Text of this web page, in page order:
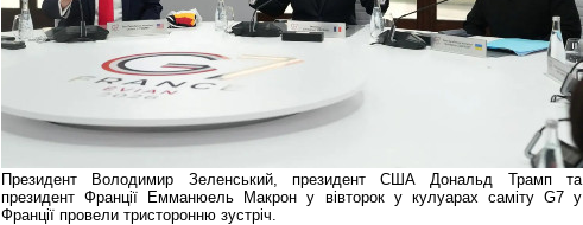
Президент Володимир Зеленський, президент США Дональд Трамп та
президент Франції Емманюель Макрон у вівторок у кулуарах саміту G7 у
Франції провели тристоронню зустріч.